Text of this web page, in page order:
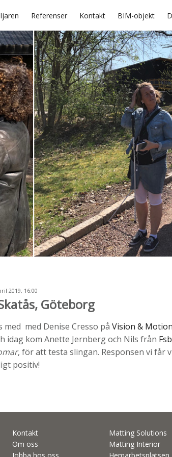
Referenser Kontakt BIM-objekt
2019, 16:00
Göteborg
med med Denise Cresso på Vision &
idag kom Anette Jernberg och Nils från
, för att testa slingan. Responsen vi får
positiv!
Kontakt
Om oss
Matting Solutions
Matting Interior